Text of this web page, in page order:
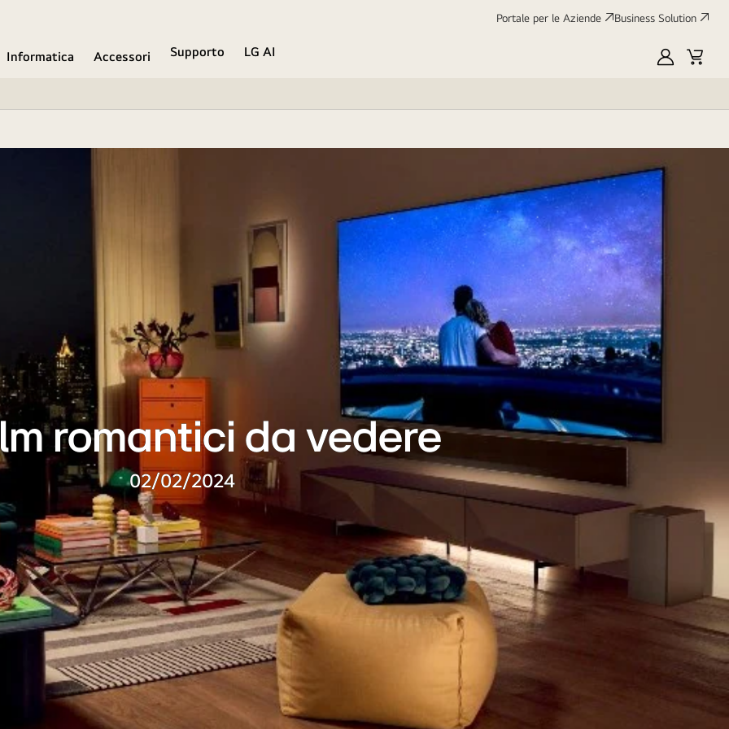
Portale per le Aziende Business Solution
Informatica Accessori Supporto
LG AI
My
Cart
romantici da vedere
02/02/2024